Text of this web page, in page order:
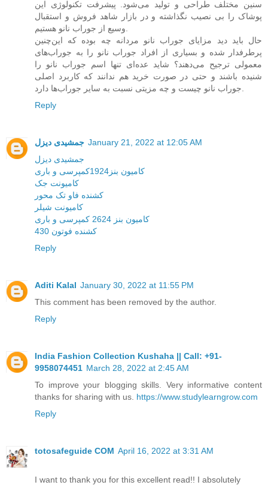
سنین مختلف طراحی و تولید می‌شود. پیشرفت تکنولوژی این
پوشاک را بی نصیب نگذاشته و در بازار شاهد فروش و استقبال
حال باید دید مزایای جوراب نانو مردانه چه بوده که این‌چنین
پرطرفدار شده و بسیاری از افراد جوراب نانو را به جوراب‌های
معمولی ترجیح می‌دهند؟ شاید عده‌ای تنها اسم جوراب نانو را
شنیده باشند و حتی در صورت خرید هم ندانند که کاربرد اصلی
Reply
جمشیدی دیزل January 21, 2022 at 12:05 AM
جمشیدی دیزل
کامیون بنز1924کمپرسی و باری
کامیونت جک
کشنده فاو تک محور
کامیونت شیلر
کامیون بنز 2624 کمپرسی و باری
کشنده فوتون 430
Reply
Aditi Kalal January 30, 2022 at 11:55 PM
This comment has been removed by the author.
Reply
India Fashion Collection Kushaha || Call: +91-
9958074451 March 28, 2022 at 2:45 AM
To improve your blogging skills. Very informative content
thanks for sharing with us. https://www.studylearngrow.com
Reply
totosafeguide COM April 16, 2022 at 3:31 AM
I want to thank you for this excellent read!! I absolutely